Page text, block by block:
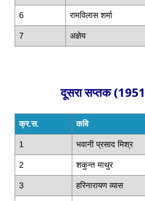
6 रामविलास शर्मा
7 अज्ञेय
दूसरा सप्तक
क्र.स. कवि
1 भवानी प्रसाद मिश्र
2 शकुन्त माथुर
3 हरिनारायण व्यास